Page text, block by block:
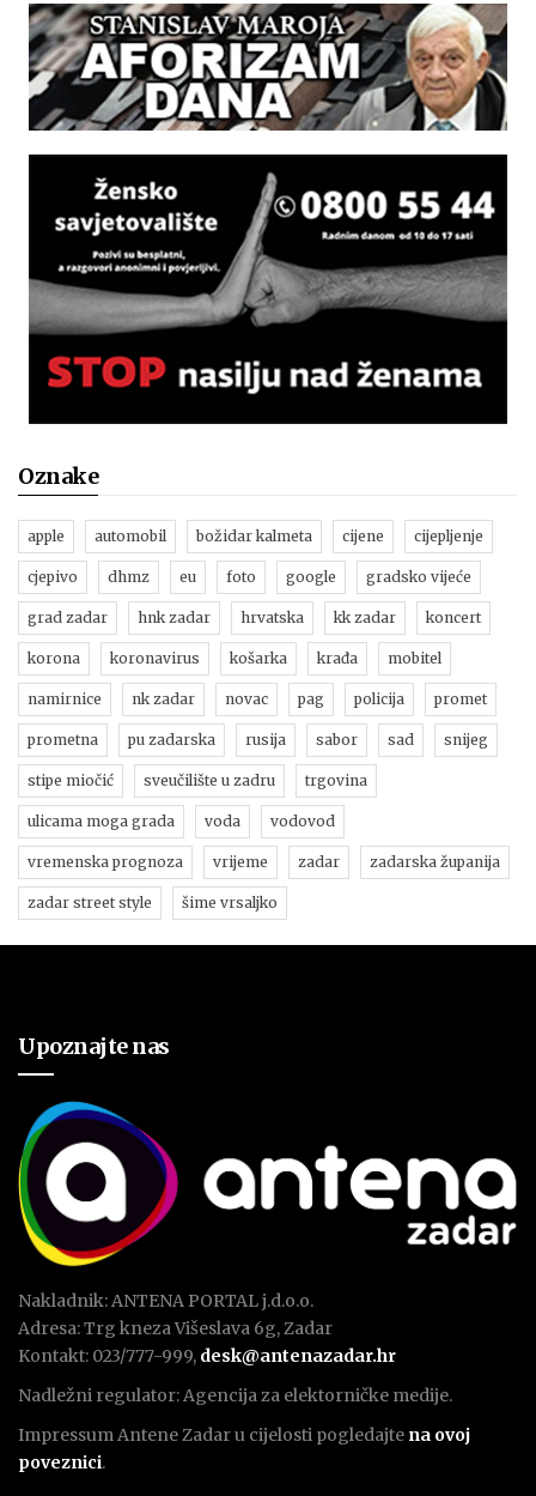
Oznake
apple automobil božidar kalmeta cijene cijepljenje
cjepivo dhmz eu foto google gradsko vijeće
grad zadar hnk zadar hrvatska kk zadar koncert
korona koronavirus košarka krađa mobitel
namirnice nk zadar novac pag policija promet
prometna pu zadarska rusija sabor sad snijeg
stipe miočić sveučilište u zadru trgovina
ulicama moga grada voda vodovod
vremenska prognoza vrijeme zadar zadarska županija
zadar street style šime vrsaljko
Upoznajte nas
Nakladnik: ANTENA PORTAL j.d.o.o.
Adresa: Trg kneza Višeslava 6g, Zadar
Kontakt: 023/777-999, desk@antenazadar.hr
Nadležni regulator: Agencija za elektorničke medije.
Impressum Antene Zadar u cijelosti pogledajte na ovoj
poveznici.